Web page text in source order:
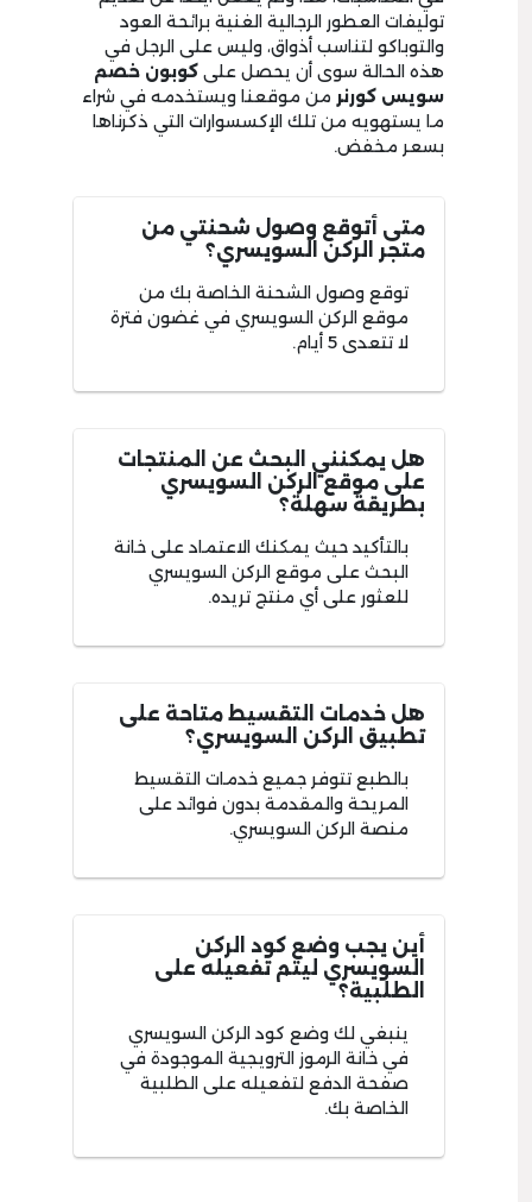
توليفات العطور الرجالية الغنية برائحة العود
والتوباكو لتناسب أذواق، وليس على الرجل في
هذه الحالة سوى أن يحصل على كوبون خصم
سويس كورنر من موقعنا ويستخدمه في شراء
ما يستهويه من تلك الإكسسوارات التي ذكرناها
بسعر مخفض.
متى أتوقع وصول شحنتي من
متجر الركن السويسري؟
توقع وصول الشحنة الخاصة بك من
موقع الركن السويسري في غضون فترة
لا تتعدى 5 أيام.
هل يمكنني البحث عن المنتجات
على موقع الركن السويسري
بطريقة سهلة؟
بالتأكيد حيث يمكنك الاعتماد على خانة
البحث على موقع الركن السويسري
للعثور على أي منتج تريده.
هل خدمات التقسيط متاحة على
تطبيق الركن السويسري؟
بالطبع تتوفر جميع خدمات التقسيط
المريحة والمقدمة بدون فوائد على
منصة الركن السويسري.
أين يجب وضع كود الركن
السويسري ليتم تفعيله على
الطلبية؟
ينبغي لك وضع كود الركن السويسري
في خانة الرموز الترويجية الموجودة في
صفحة الدفع لتفعيله على الطلبية
الخاصة بك.